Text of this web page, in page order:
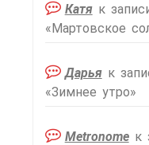
Катяк
«Мартовское
Дарьяк
«Зимнее утро»
Metronomeк